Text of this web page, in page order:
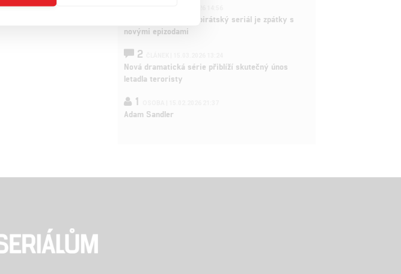
One Piece: Oblíbený pirátský seriál je zpátky s
novými epizodami
2
Nová dramatická série přiblíží skutečný únos
letadla teroristy
1
Adam Sandler